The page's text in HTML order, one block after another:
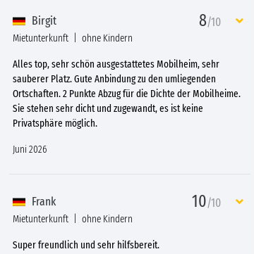
Birgit 8/10
Mietunterkunft ohne Kindern
Alles top, sehr schön ausgestattetes Mobilheim, sehr
sauberer Platz. Gute Anbindung zu den umliegenden
Ortschaften. 2 Punkte Abzug für die Dichte der Mobilheime.
Sie stehen sehr dicht und zugewandt, es ist keine
Privatsphäre möglich.
Juni 2026
Frank 10/10
Mietunterkunft ohne Kindern
Super freundlich und sehr hilfsbereit.